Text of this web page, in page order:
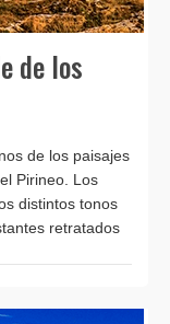
de los
de los paisajes
Pirineo. Los
distintos tonos
retratados